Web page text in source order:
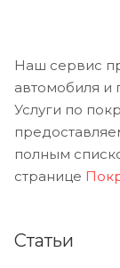
Наш сервис
автомобиля и
Услуги по
полным
странице
Статьи